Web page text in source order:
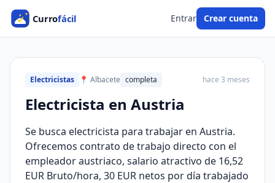
Entrar Crear cuenta
Electricistas 📍 Albacete completa hace 3 meses
Electricista en Austria
Se busca electricista para trabajar en Austria.
Ofrecemos contrato de trabajo directo con el
empleador austriaco, salario atractivo de 16,52
EUR Bruto/hora, 30 EUR netos por día trabajado